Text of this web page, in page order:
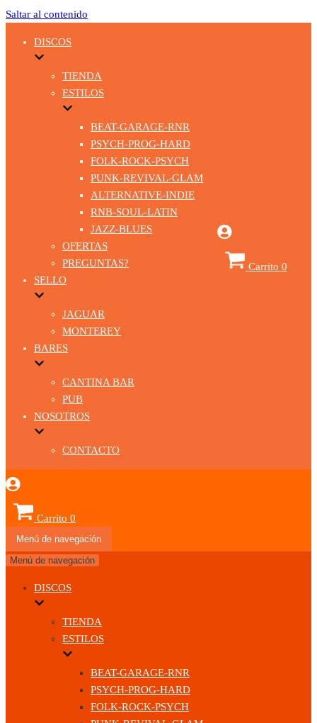
Saltar al contenido
DISCOS
TIENDA
ESTILOS
BEAT-GARAGE-RNR
PSYCH-PROG-HARD
FOLK-ROCK-PSYCH
PUNK-REVIVAL-GLAM
ALTERNATIVE-INDIE
RNB-SOUL-LATIN
JAZZ-BLUES
OFERTAS
PREGUNTAS?
SELLO
JAGUAR
MONTEREY
BARES
CANTINA BAR
PUB
NOSOTROS
CONTACTO
Carrito 0
Carrito 0
Menú de navegación
Menú de navegación
DISCOS
TIENDA
ESTILOS
BEAT-GARAGE-RNR
PSYCH-PROG-HARD
FOLK-ROCK-PSYCH